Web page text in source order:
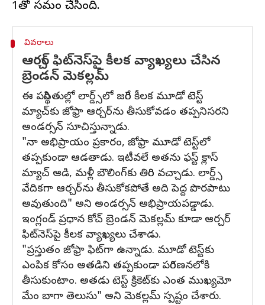
వివరాలు
ఆర్చర్ ఫిట్‌నెస్‌పై కీలక వ్యాఖ్యలు చేసిన
బ్రెండన్ మెకల్లమ్‌
ఈ పరిస్థితుల్లో లార్డ్స్‌లో జరిగే కీలక మూడో టెస్ట్‌
మ్యాచ్‌కు జోఫ్రా ఆర్చర్‌ను తీసుకోవడం తప్పనిసరని
అండర్సన్‌ సూచిస్తున్నాడు.
"నా అభిప్రాయం ప్రకారం, జోఫ్రా మూడో టెస్ట్‌లో
తప్పకుండా ఆడతాడు. ఇటీవలే అతను ఫస్ట్ క్లాస్
మ్యాచ్‌ ఆడి, మళ్లీ బౌలింగ్‌కు తిరిగి వచ్చాడు. లార్డ్స్‌
వేదికగా ఆర్చర్‌ను తీసుకోకపోతే అది పెద్ద పొరపాటు
అవుతుంది" అని అండర్సన్‌ అభిప్రాయపడ్డాడు.
ఇంగ్లండ్‌ ప్రధాన కోచ్ బ్రెండన్ మెకల్లమ్‌ కూడా ఆర్చర్
ఫిట్‌నెస్‌పై కీలక వ్యాఖ్యలు చేశాడు.
"ప్రస్తుతం జోఫ్రా ఫిట్‌గా ఉన్నాడు. మూడో టెస్ట్‌కు
ఎంపిక కోసం అతడిని తప్పకుండా పరిగణనలోకి
తీసుకుంటాం. అతడు టెస్ట్ క్రికెట్‌కు ఎంత ముఖ్యమో
మేం బాగా తెలుసు" అని మెకల్లమ్‌ స్పష్టం చేశారు.